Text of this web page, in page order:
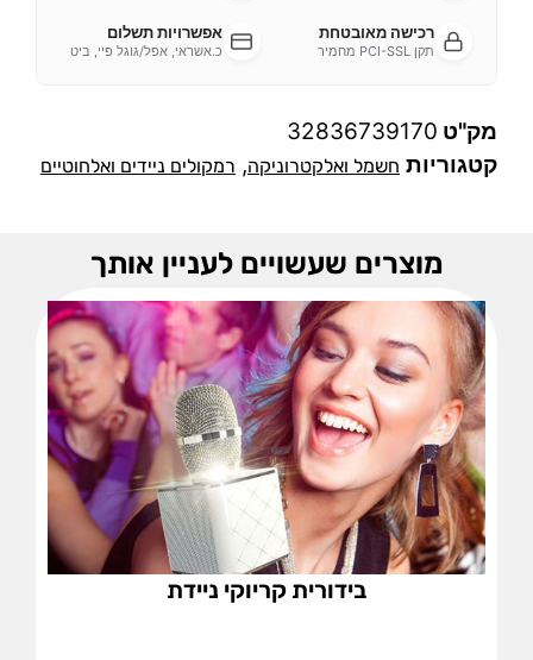
רכישה מאובטחת
תקן PCI-SSL מחמיר
אפשרויות תשלום
כ.אשראי, אפל/גוגל פיי, ביט
מק"ט 32836739170
קטגוריות חשמל ואלקטרוניקה, רמקולים ניידים ואלחוטיים
מוצרים שעשויים לעניין אותך
בידורית קריוקי ניידת